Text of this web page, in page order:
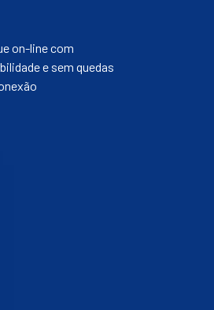
on-line com
e sem quedas